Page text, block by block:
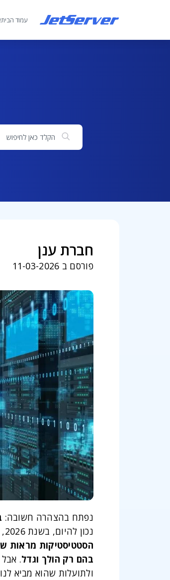
עמוד הבית
חיפוש
חברת ענן
פורסם ב 11-03-2026
נפתח בהצהרה חשובה:
נכון להיום, בשנת 2026, שירותי ענן הם שירותי המחשוב הנפוצים ביותר – אפילו יותר ממחשבים ניידים ומקונסולות משחק.
הסטטיסטיקות מראות
בהם רק הולך וגדל
ולתועלות שהוא מביא